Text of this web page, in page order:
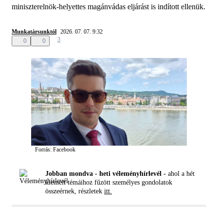
miniszterelnök-helyettes magánvádas eljárást is indított ellenük.
Munkatársunktól 2026. 07. 07. 9:32
0
0 3
Forrás: Facebook
Jobban mondva - heti véleményhírlevél - ahol a hét
kiemelt témáihoz fűzött személyes gondolatok
összeérnek, részletek itt.